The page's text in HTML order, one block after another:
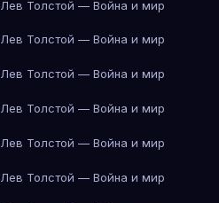
Лев Толстой — Война и мир
Лев Толстой — Война и мир
Лев Толстой — Война и мир
Лев Толстой — Война и мир
Лев Толстой — Война и мир
Лев Толстой — Война и мир